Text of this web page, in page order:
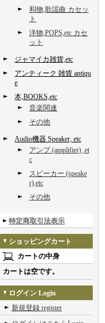
和物,歌謡曲 カセッ
ト
洋物,POPS,etc カセ
ット
ジャマイカ雑貨,etc
アンティーク 雑貨 antiqu
e
本,BOOKS,etc
音楽関連
その他
Audio機器 Speaker, etc
アンプ (amplifier) ,et
c
スピーカー (speake
r),etc
その他
特定商取引法表示
ショッピングカート
カートの中身
カートは空です。
ログイン Login
新規登録 register